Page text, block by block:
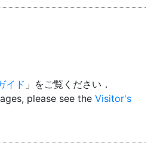
イド 」をご覧ください．
please see the Visitor's